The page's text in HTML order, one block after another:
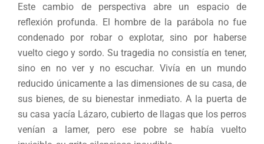
Este cambio de perspectiva abre un espacio de
reflexión profunda. El hombre de la parábola no fue
condenado por robar o explotar, sino por haberse
vuelto ciego y sordo. Su tragedia no consistía en tener,
sino en no ver y no escuchar. Vivía en un mundo
reducido únicamente a las dimensiones de su casa, de
sus bienes, de su bienestar inmediato. A la puerta de
su casa yacía Lázaro, cubierto de llagas que los perros
venían a lamer, pero ese pobre se había vuelto